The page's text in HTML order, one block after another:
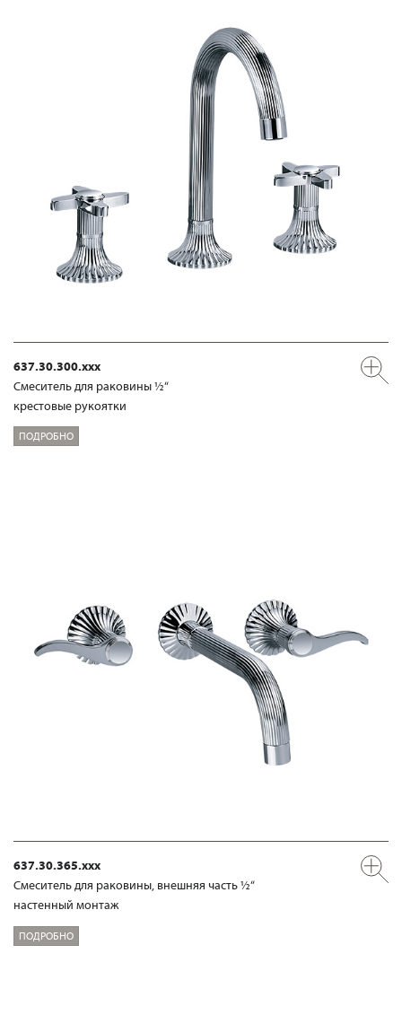
637.30.300.xxx
Смеситель для раковины ½“
крестовые рукоятки
ПОДРОБНО
637.30.365.xxx
Смеситель для раковины, внешняя часть ½“
настенный монтаж
ПОДРОБНО